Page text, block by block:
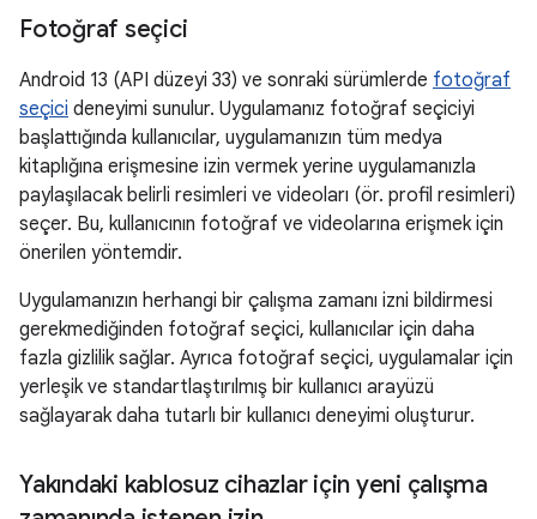
Fotoğraf seçici
Android 13 (API düzeyi 33) ve sonraki sürümlerde fotoğraf
seçici deneyimi sunulur. Uygulamanız fotoğraf seçiciyi
başlattığında kullanıcılar, uygulamanızın tüm medya
kitaplığına erişmesine izin vermek yerine uygulamanızla
paylaşılacak belirli resimleri ve videoları (ör. profil resimleri)
seçer. Bu, kullanıcının fotoğraf ve videolarına erişmek için
önerilen yöntemdir.
Uygulamanızın herhangi bir çalışma zamanı izni bildirmesi
gerekmediğinden fotoğraf seçici, kullanıcılar için daha
fazla gizlilik sağlar. Ayrıca fotoğraf seçici, uygulamalar için
yerleşik ve standartlaştırılmış bir kullanıcı arayüzü
sağlayarak daha tutarlı bir kullanıcı deneyimi oluşturur.
Yakındaki kablosuz cihazlar için yeni çalışma